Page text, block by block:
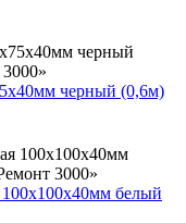
черный (0,6м)
белый